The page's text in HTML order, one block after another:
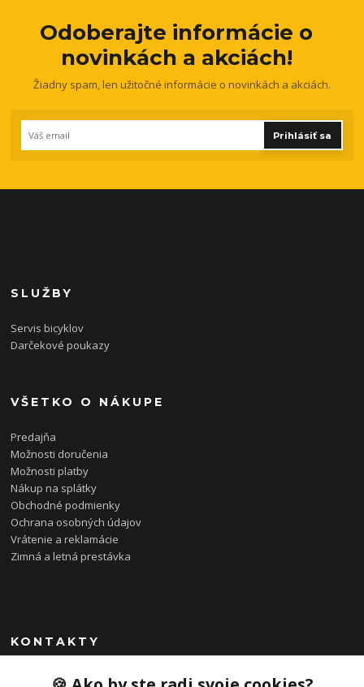
Odoberajte informácie o
novinkách a akciách!
Žiadny spam, len užitočné informácie o novinkách a akciách.
Prihlásiť sa
SLUŽBY
Servis bicyklov
Darčekové poukazy
VŠETKO O NÁKUPE
Predajňa
Možnosti doručenia
Možnosti platby
Nákup na splátky
Obchodné podmienky
Ochrana osobných údajov
Vrátenie a reklamácie
Zimná a letná prestávka
KONTAKTY
0948 085 857